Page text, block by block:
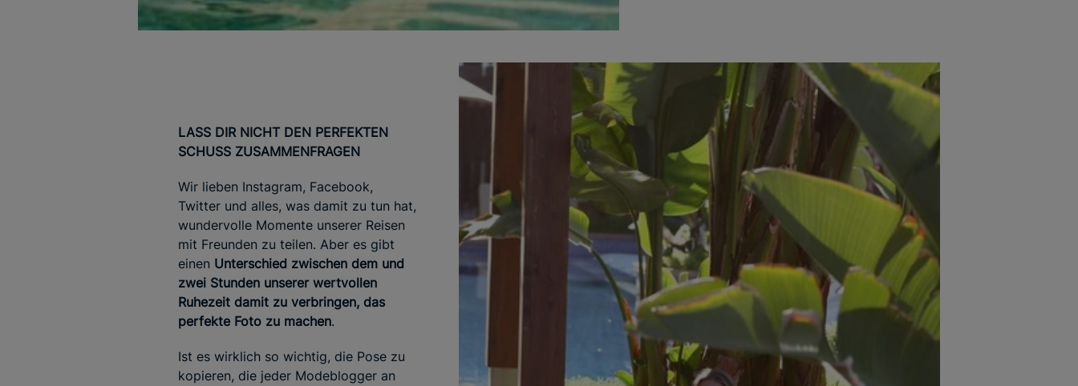
LASS DIR NICHT DEN PERFEKTEN
SCHUSS ZUSAMMENFRAGEN
Wir lieben Instagram, Facebook,
Twitter und alles, was damit zu tun hat,
wundervolle Momente unserer Reisen
mit Freunden zu teilen. Aber es gibt
einen Unterschied zwischen dem und
zwei Stunden unserer wertvollen
Ruhezeit damit zu verbringen, das
perfekte Foto zu machen.
Ist es wirklich so wichtig, die Pose zu
kopieren, die jeder Modeblogger an